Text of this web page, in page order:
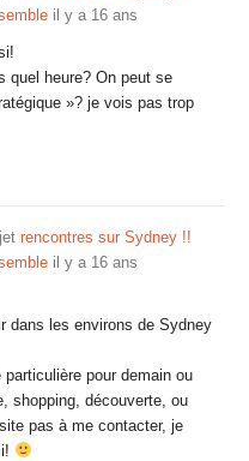
il y a 16 ans
quel heure? On peut se
»? je vois pas trop
rencontres sur Sydney !!
il y a 16 ans
dans les environs de Sydney
pour demain ou
shopping, découverte, ou
pas à me contacter, je